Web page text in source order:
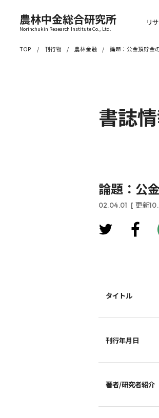
農林中金総合研究所
Norinchukin Research Institute Co., Ltd.
リ
TOP 刊行物 農林金融 論題：公金預貯金
書誌
論題：公
02.04.01 [ 更新
タイトル
刊行年月日
著者/研究者紹介